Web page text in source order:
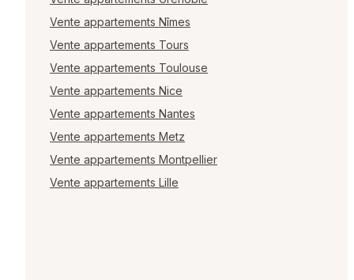
Vente appartements Nîmes
Vente appartements Tours
Vente appartements Toulouse
Vente appartements Nice
Vente appartements Nantes
Vente appartements Metz
Vente appartements Montpellier
Vente appartements Lille